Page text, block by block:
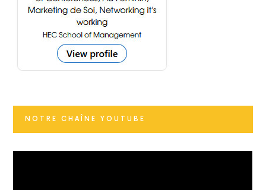
NOTRE CHAÎNE YOUTUBE